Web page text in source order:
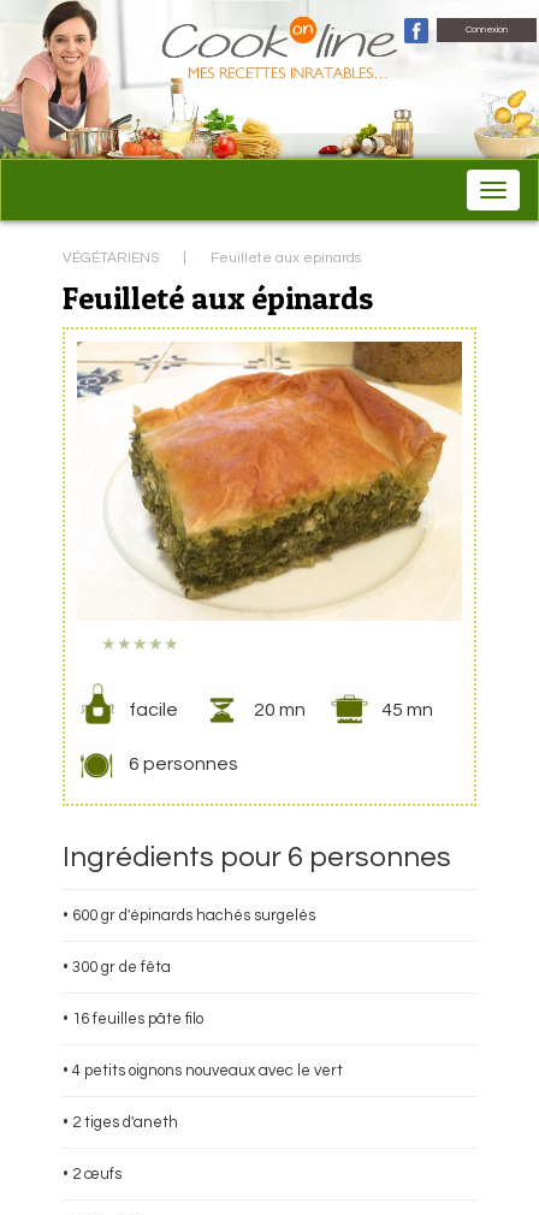
Connexion
VÉGÉTARIENS Feuillete aux epinards
Feuilleté aux épinards
★ ★ ★ ★ ★
facile 20 mn 45 mn
6 personnes
Ingrédients pour 6 personnes
• 600 gr d'épinards hachés surgelés
• 300 gr de fêta
• 16 feuilles pâte filo
• 4 petits oignons nouveaux avec le vert
• 2 tiges d'aneth
• 2 œufs